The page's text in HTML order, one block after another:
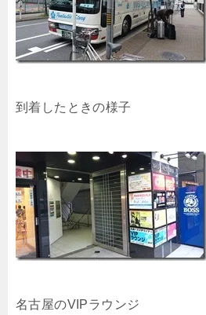
到着したときの様子
名古屋のVIPラウンジ